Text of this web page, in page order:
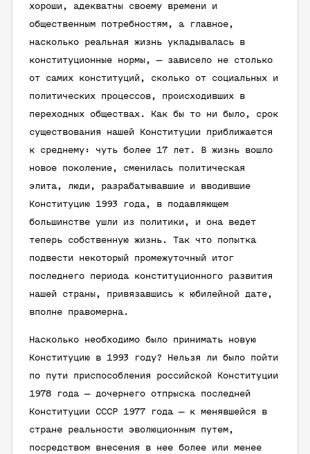
хороши, адекватны своему времени и
общественным потребностям, а главное,
насколько реальная жизнь укладывалась в
конституционные нормы, — зависело не столько
от самих конституций, сколько от социальных и
политических процессов, происходивших в
переходных обществах. Как бы то ни было, срок
существования нашей Конституции приближается
к среднему: чуть более 17 лет. В жизнь вошло
новое поколение, сменилась политическая
элита, люди, разрабатывавшие и вводившие
Конституцию 1993 года, в подавляющем
большинстве ушли из политики, и она ведет
теперь собственную жизнь. Так что попытка
подвести некоторый промежуточный итог
последнего периода конституционного развития
нашей страны, привязавшись к юбилейной дате,
вполне правомерна.
Насколько необходимо было принимать новую
Конституцию в 1993 году? Нельзя ли было пойти
по пути приспособления российской Конституции
1978 года — дочернего отпрыска последней
Конституции СССР 1977 года — к менявшейся в
стране реальности эволюционным путем,
посредством внесения в нее более или менее